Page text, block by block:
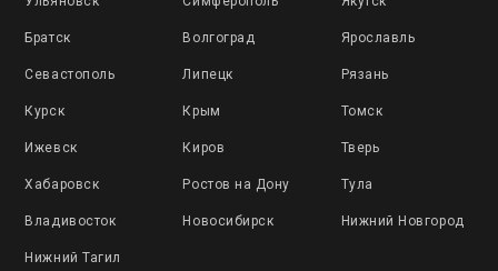
Братск Волгоград Ярославль
Севастополь Липецк Рязань
Курск Крым Томск
Ижевск Киров Тверь
Хабаровск Ростов на Дону Тула
Владивосток Новосибирск Нижний Новгород
Нижний Тагил